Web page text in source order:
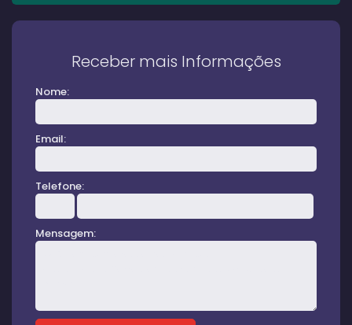
Receber mais Informações
Nome:
Email:
Telefone:
Mensagem: